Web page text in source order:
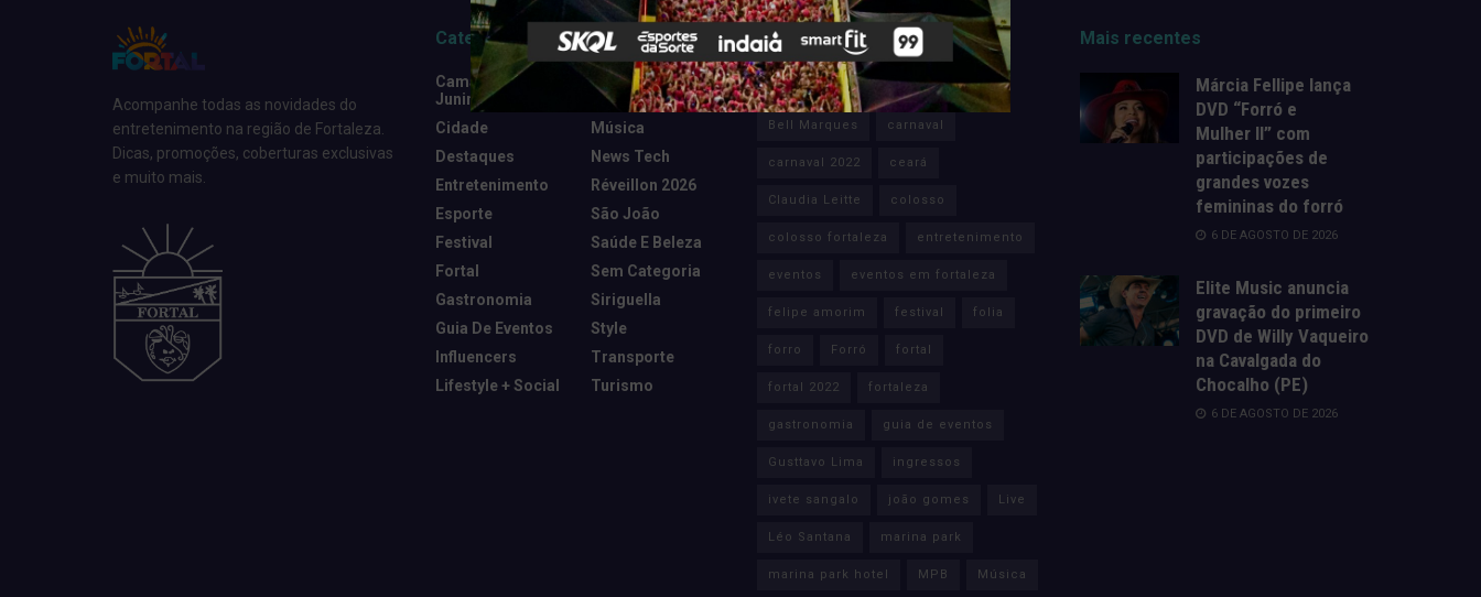
Acompanhe todas as novidades do
entretenimento na região de Fortaleza.
Dicas, promoções, coberturas exclusivas
e muito mais.
Categorias
Camarote Vip
Junino
Cidade
Destaques
Entretenimento
Esporte
Festival
Fortal
Gastronomia
Guia De Eventos
Influencers
Lifestyle + Social
Marketing E
Negócios
Música
News Tech
Réveillon 2026
São João
Saúde E Beleza
Sem Categoria
Siriguella
Style
Transporte
Turismo
Tags
Anitta Axé Banda Eva
Bell Marques carnaval
carnaval 2022 ceará
Claudia Leitte colosso
colosso fortaleza entretenimento
eventos eventos em fortaleza
felipe amorim festival folia
forro Forró fortal
fortal 2022 fortaleza
gastronomia guia de eventos
Gusttavo Lima ingressos
ivete sangalo joão gomes Live
Léo Santana marina park
marina park hotel MPB Música
Mais recentes
Márcia Fellipe lança
DVD “Forró e
Mulher II” com
participações de
grandes vozes
femininas do forró
6 DE AGOSTO DE 2026
Elite Music anuncia
gravação do primeiro
DVD de Willy Vaqueiro
na Cavalgada do
Chocalho (PE)
6 DE AGOSTO DE 2026